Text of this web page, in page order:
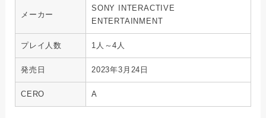
メーカー
SONY INTERACTIVE
ENTERTAINMENT
プレイ人数 1人～4人
発売日 2023年3月24日
CERO A